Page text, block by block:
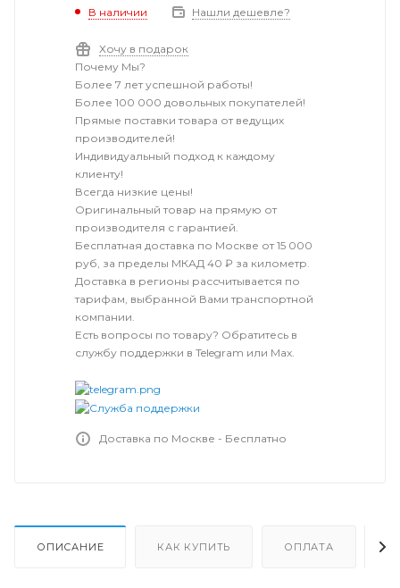
В наличии Нашли дешевле?
Хочу в подарок
Почему Мы?
Более 7 лет успешной работы!
Более 100 000 довольных покупателей!
Прямые поставки товара от ведущих
производителей!
Индивидуальный подход к каждому
клиенту!
Всегда низкие цены!
Оригинальный товар на прямую от
производителя с гарантией.
Бесплатная доставка по Москве от 15 000
руб, за пределы МКАД 40 ₽ за километр.
Доставка в регионы рассчитывается по
тарифам, выбранной Вами транспортной
компании.
Есть вопросы по товару? Обратитесь в
службу поддержки в Telegram или Max.
Доставка по Москве - Бесплатно
ОПИСАНИЕ КАК КУПИТЬ ОПЛАТА